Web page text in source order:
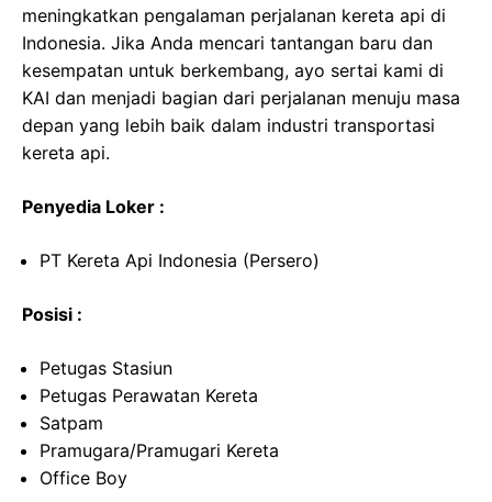
meningkatkan pengalaman perjalanan kereta api di
Indonesia. Jika Anda mencari tantangan baru dan
kesempatan untuk berkembang, ayo sertai kami di
KAI dan menjadi bagian dari perjalanan menuju masa
depan yang lebih baik dalam industri transportasi
kereta api.
Penyedia Loker :
PT Kereta Api Indonesia (Persero)
Posisi :
Petugas Stasiun
Petugas Perawatan Kereta
Satpam
Pramugara/Pramugari Kereta
Office Boy